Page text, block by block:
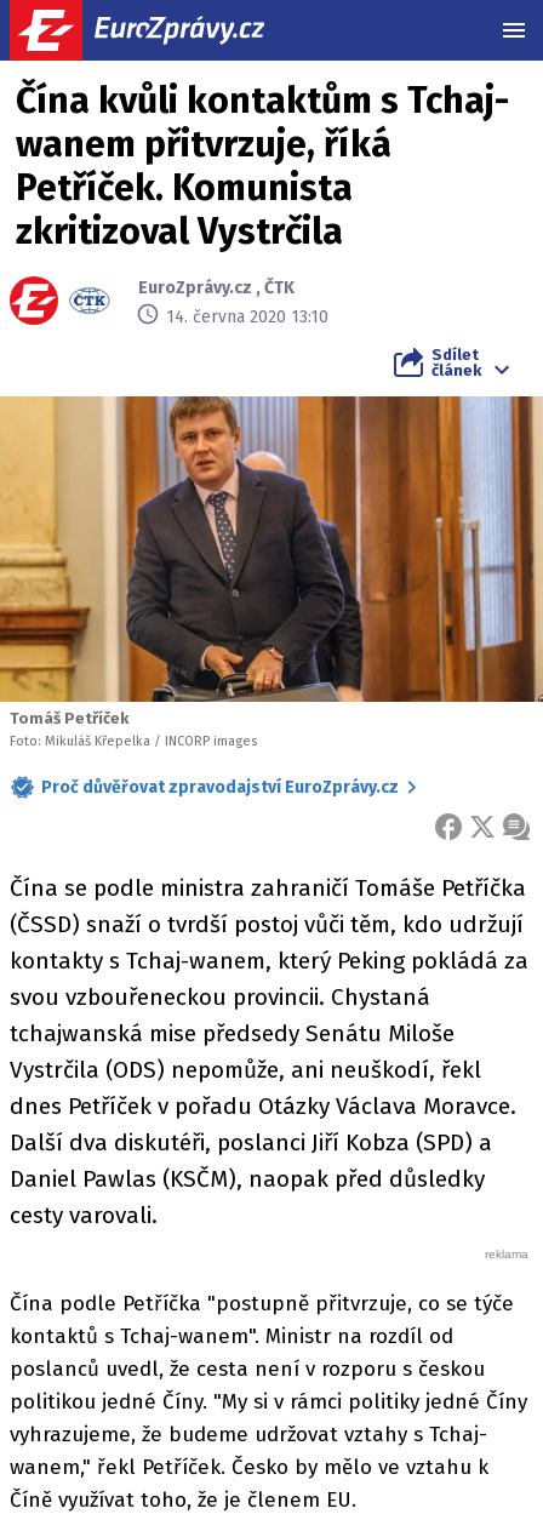
Čína kvůli kontaktům s Tchaj-
wanem přitvrzuje, říká
Petříček. Komunista
zkritizoval Vystrčila
EuroZprávy.cz ,ČTK
14. června 2020 13:10
Sdílet
článek
Tomáš Petříček
Foto: Mikuláš Křepelka / INCORP images
Proč důvěřovat zpravodajství EuroZprávy.cz
FACEBOOK
X
Čína se podle ministra zahraničí Tomáše Petříčka
(ČSSD) snaží o tvrdší postoj vůči těm, kdo udržují
kontakty s Tchaj-wanem, který Peking pokládá za
svou vzbouřeneckou provincii. Chystaná
tchajwanská mise předsedy Senátu Miloše
Vystrčila (ODS) nepomůže, ani neuškodí, řekl
dnes Petříček v pořadu Otázky Václava Moravce.
Další dva diskutéři, poslanci Jiří Kobza (SPD) a
Daniel Pawlas (KSČM), naopak před důsledky
cesty varovali.
Čína podle Petříčka "postupně přitvrzuje, co se týče
kontaktů s Tchaj-wanem". Ministr na rozdíl od
poslanců uvedl, že cesta není v rozporu s českou
politikou jedné Číny. "My si v rámci politiky jedné Číny
vyhrazujeme, že budeme udržovat vztahy s Tchaj-
wanem," řekl Petříček. Česko by mělo ve vztahu k
Číně využívat toho, že je členem EU.